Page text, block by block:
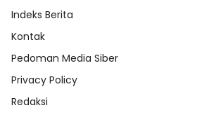
Indeks Berita
Kontak
Pedoman Media Siber
Privacy Policy
Redaksi